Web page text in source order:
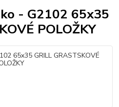
- G2102 65x35
POLOŽKY